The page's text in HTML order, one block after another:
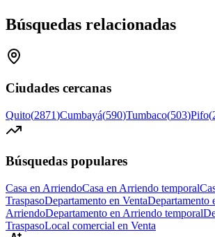
Búsquedas relacionadas
Ciudades cercanas
Quito(2871)Cumbayá(590)Tumbaco(503)Pifo(
Búsquedas populares
Casa en ArriendoCasa en Arriendo temporal
TraspasoDepartamento en VentaDepartamento
ArriendoDepartamento en Arriendo temporal
TraspasoLocal comercial en Venta